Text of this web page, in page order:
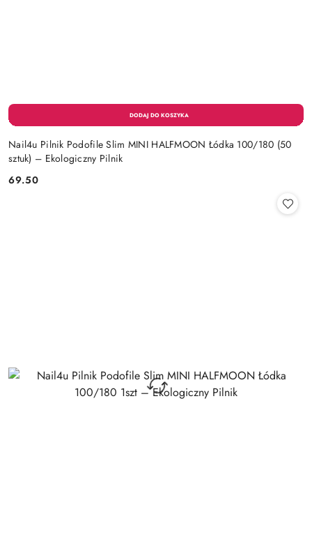
Nail4u Pilnik Podofile Slim MINI HALFMOON Łódka 100/180 (50
sztuk) – Ekologiczny Pilnik
Cena:
69.50